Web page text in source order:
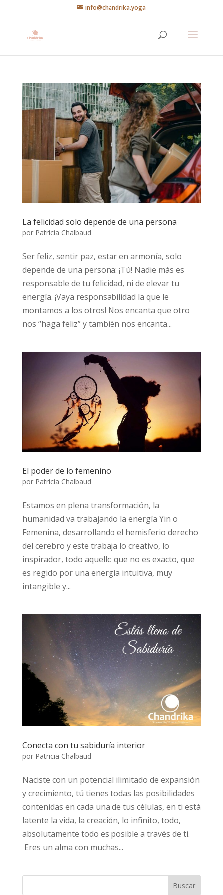
info@chandrika.yoga
La felicidad solo depende de una persona
por Patricia Chalbaud
Ser feliz, sentir paz, estar en armonía, solo
depende de una persona: ¡Tú! Nadie más es
responsable de tu felicidad, ni de elevar tu
energía. ¡Vaya responsabilidad la que le
montamos a los otros! Nos encanta que otro
nos “haga feliz” y también nos encanta...
El poder de lo femenino
por Patricia Chalbaud
Estamos en plena transformación, la
humanidad va trabajando la energía Yin o
Femenina, desarrollando el hemisferio derecho
del cerebro y este trabaja lo creativo, lo
inspirador, todo aquello que no es exacto, que
es regido por una energía intuitiva, muy
intangible y...
Conecta con tu sabiduría interior
por Patricia Chalbaud
Naciste con un potencial ilimitado de expansión
y crecimiento, tú tienes todas las posibilidades
contenidas en cada una de tus células, en ti está
latente la vida, la creación, lo infinito, todo,
absolutamente todo es posible a través de ti.
Eres un alma con muchas...